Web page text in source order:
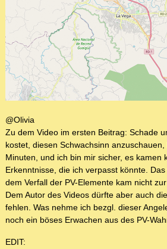
@Olivia
Zu dem Video im ersten Beitrag: Schade
kostet, diesen Schwachsinn
Minuten, und ich bin mir sicher, es kamen
Erkenntnisse, die ich verpasst könnte.
dem Verfall der PV-Elemente kam nicht
Dem Autor des Videos dürfte aber auch
fehlen. Was nehme ich bezgl. dieser
noch ein böses Erwachen aus des PV-
EDIT: